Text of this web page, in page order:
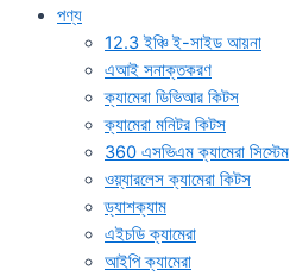
পণ্য
12.3 ইঞ্চি ই-সাইড আয়না
এআই সনাক্তকরণ
ক্যামেরা ডিভিআর কিটস
ক্যামেরা মনিটর কিটস
360 এসভিএম ক্যামেরা সিস্টেম
ওয়্যারলেস ক্যামেরা কিটস
ড্যাশক্যাম
এইচডি ক্যামেরা
আইপি ক্যামেরা